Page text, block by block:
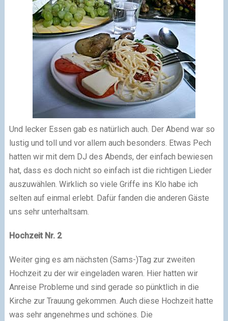
Und lecker Essen gab es natürlich auch. Der Abend war so
lustig und toll und vor allem auch besonders. Etwas Pech
hatten wir mit dem DJ des Abends, der einfach bewiesen
hat, dass es doch nicht so einfach ist die richtigen Lieder
auszuwählen. Wirklich so viele Griffe ins Klo habe ich
selten auf einmal erlebt. Dafür fanden die anderen Gäste
uns sehr unterhaltsam.
Hochzeit Nr. 2
Weiter ging es am nächsten (Sams-)Tag zur zweiten
Hochzeit zu der wir eingeladen waren. Hier hatten wir
Anreise Probleme und sind gerade so pünktlich in die
Kirche zur Trauung gekommen. Auch diese Hochzeit hatte
was sehr angenehmes und schönes. Die